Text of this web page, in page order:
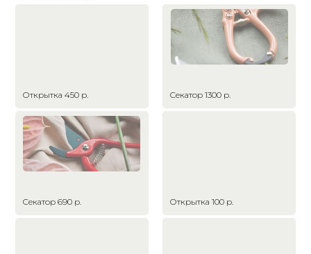
Открытка 450 р. Секатор 1300 р.
Секатор 690 р. Открытка 100 р.